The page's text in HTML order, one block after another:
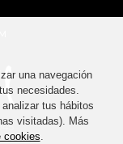
una navegación
necesidades.
tus hábitos
visitadas). Más
cookies.